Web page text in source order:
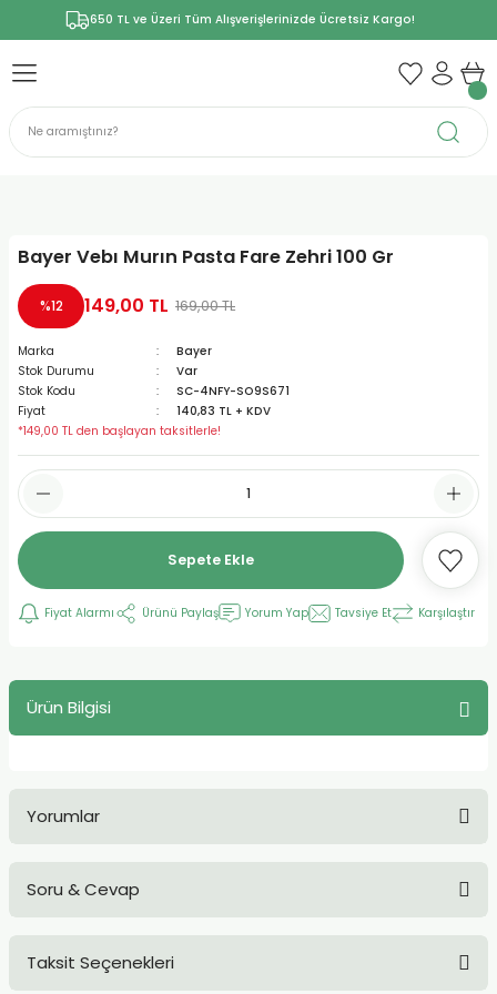
650 TL ve Üzeri Tüm Alışverişlerinizde Ücretsiz Kargo!
Bayer Vebı Murın Pasta Fare Zehri 100 Gr
%12 149,00 TL 169,00 TL
Marka
Bayer
Stok Durumu
Var
Stok Kodu
SC-4NFY-SO9S671
Fiyat
140,83 TL + KDV
*149,00 TL den başlayan taksitlerle!
Sepete Ekle
Fiyat Alarmı Ürünü Paylaş Yorum Yap Tavsiye Et Karşılaştır
Ürün Bilgisi
Yorumlar
Soru & Cevap
Taksit Seçenekleri